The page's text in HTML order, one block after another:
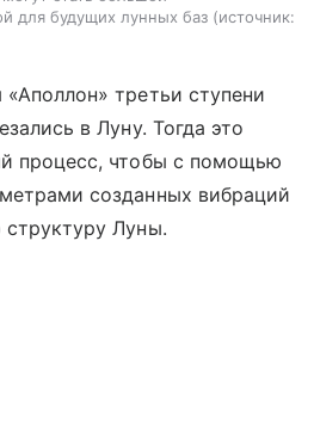
для будущих лунных баз
источник:
третьи ступени
в Луну. Тогда это
процесс, чтобы с помощью
созданных вибраций
Луны.